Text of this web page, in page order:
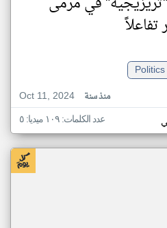
تفاعلاً
Politics
Oct 11, 2024
منذ سنة
عدد الكلمات: ١٠٩ ميديا: ٥